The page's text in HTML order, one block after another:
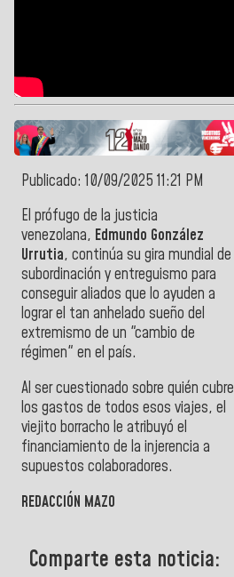
Publicado: 10/09/2025 11:21 PM
El prófugo de la justicia
venezolana, Edmundo González
Urrutia, continúa su gira mundial de
subordinación y entreguismo para
conseguir aliados que lo ayuden a
lograr el tan anhelado sueño del
extremismo de un "cambio de
régimen" en el país.
Al ser cuestionado sobre quién cubre
los gastos de todos esos viajes, el
viejito borracho le atribuyó el
financiamiento de la injerencia a
supuestos colaboradores.
REDACCIÓN MAZO
Comparte esta noticia: